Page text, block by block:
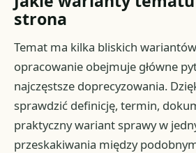
strona
Temat ma kilka bliskich
opracowanie obejmuje główne
najczęstsze doprecyzowania.
sprawdzić definicję, termin,
praktyczny wariant sprawy w
przeskakiwania między